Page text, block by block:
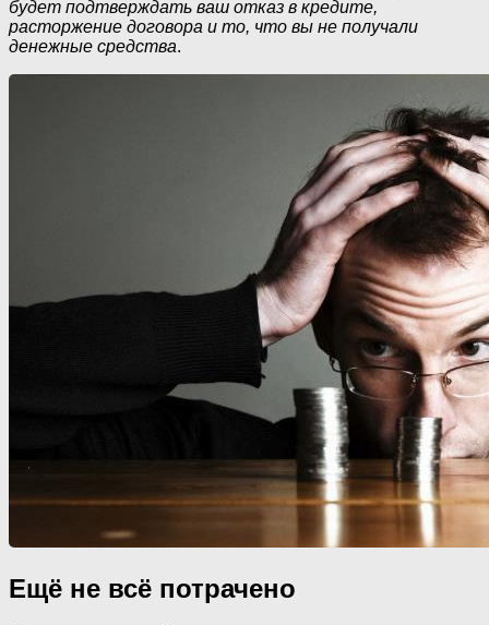
будет подтверждать ваш отказ в кредите,
расторжение договора и то, что вы не получали
денежные средства.
Ещё не всё потрачено